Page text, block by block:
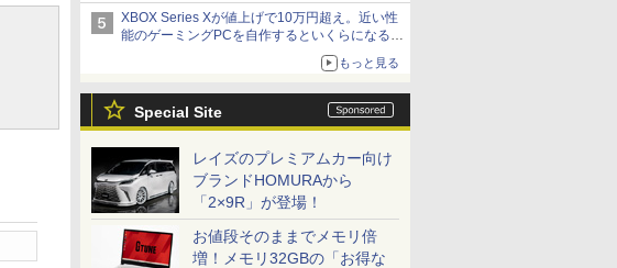
Keychronから
XBOX Series Xが値上げで10万円超え。近い性
能のゲーミングPCを自作するといくらになる？
【石田賀津男の『酒の肴にPCゲーム』】
もっと見る
Special Site
レイズのプレミアムカー向け
ブランドHOMURAから
「2×9R」が登場！
お値段そのままでメモリ倍
増！メモリ32GBの「お得な